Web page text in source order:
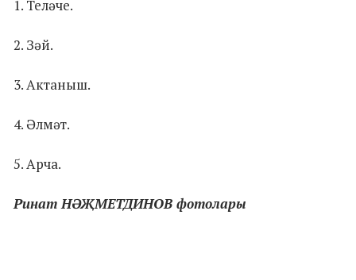
1. Теләче.
2. Зәй.
3. Актаныш.
4. Әлмәт.
5. Арча.
Ринат НӘҖМЕТДИНОВ фотолары